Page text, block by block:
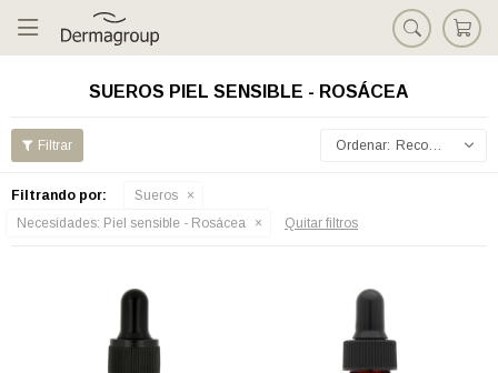

SUEROS PIEL SENSIBLE - ROSÁCEA
Recomendados
Filtrando por:
Sueros
Necesidades: Piel sensible - Rosácea Quitar filtros